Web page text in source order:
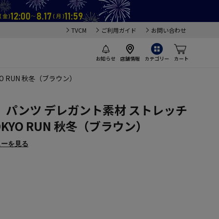
TVCM ご利用ガイド お問い合わせ
お知らせ 店舗情報 カテゴリー カート
秋冬（ブラウン）
ンツ デレガント素材 ストレッチ
RUN 秋冬（ブラウン）
を見る